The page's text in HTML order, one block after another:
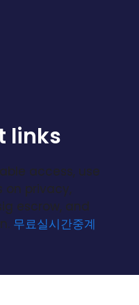
links
access, use
on privacy,
escrow, and
무료실시간중계